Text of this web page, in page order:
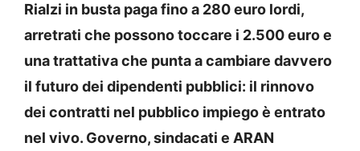
Rialzi in busta paga fino a 280 euro lordi,
arretrati che possono toccare i 2.500 euro e
una trattativa che punta a cambiare davvero
il futuro dei dipendenti pubblici: il rinnovo
dei contratti nel pubblico impiego è entrato
nel vivo. Governo, sindacati e ARAN